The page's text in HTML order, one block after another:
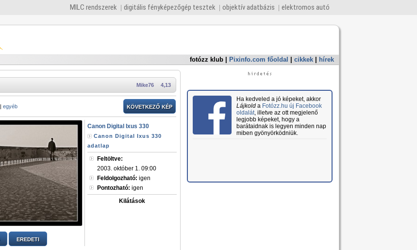
MILC rendszerek digitális fényképezőgép tesztek objektív adatbázis elektromos autó
fotózz klub Pixinfo.com főoldal cikkek hírek
4,13
Mike76
| egyéb KÖVETKEZŐ KÉP
EREDETI
Canon Digital Ixus 330
Canon Digital Ixus 330
adatlap
Feltöltve:
2003. október 1. 09:00
Feldolgozható: igen
Pontozható: igen
Kilátások
Ha kedveled a jó képeket, akkor
Lájkolda Fotózz.hu új Facebook
oldalát, illetve az ott megjelenő
legjobb képeket, hogy a
barátaidnak is legyen minden nap
miben gyönyörködniük.